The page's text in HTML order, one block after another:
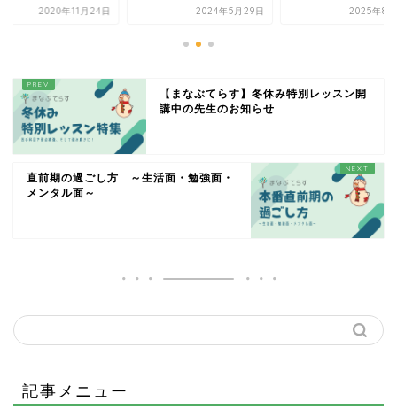
2020年11月24日 2024年5月29日 2025年8
【まなぶてらす】冬休み特別レッスン開
講中の先生のお知らせ
直前期の過ごし方 ～生活面・勉強面・
メンタル面～
記事メニュー